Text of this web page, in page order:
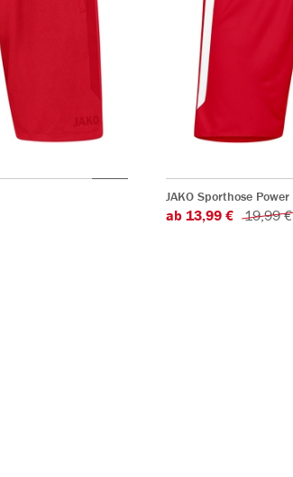
JAKO Sporthose Power
ab 13,99 € 19,99 €